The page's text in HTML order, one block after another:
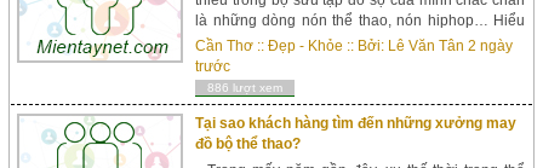
là những dòng nón thể thao, nón hiphop… Hiểu
được nhu cầu đó, thương hiệu may mặc PRO-X
đã cho thành lập và phát triển xưởng may
n&oacu...
Cần Thơ ::Đẹp - Khỏe :: Bởi: Lê Văn Tân 2 ngày
trước
886 lượt xem
Tại sao khách hàng tìm đến những xưởng may
đồ bộ thể thao?